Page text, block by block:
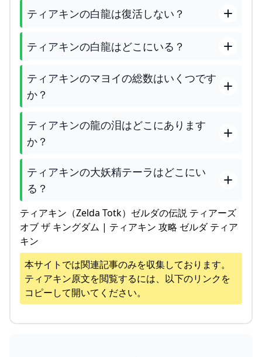
ティアキンの白龍は復活しない？
ティアキンの白龍はどこにいる？
ティアキンのマヨイの総数はいくつです
か？
ティアキンの龍の泪はどこにあります
か？
ティアキンの大妖精テーラはどこにい
る？
ティアキン（Zelda Totk）ゼルダの伝説 ティアーズ
オブ ザ キングダム | ティアキン 攻略 ゼルダ ティア
キン
本サイトでは関連記事のみを収集しております。
ティアキン原文を閲覧するには、以下のリンクを
コピーして開いてください。